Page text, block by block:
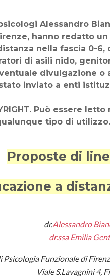
Alessandro
hanno redatto
nella fascia 0-6,
di asili nido,
divulgazione
inviato a enti
Può essere
tipo di utilizzo.
Proposte di
a
dr.Alessandro
dr.ssa Emilia
Funzionale di
Viale S.Lavagnini 4,